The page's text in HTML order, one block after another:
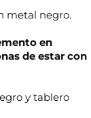
metal negro.
en
de estar con
y tablero